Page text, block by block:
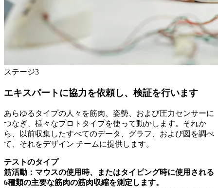
ステージ3
エキスパートに協力を依頼し、検証を行います
あらゆるタイプの人々を筋肉、姿勢、および圧力センサーに
つなぎ、様々なプロトタイプを使って動かします。それか
ら、以前収集したすべてのデータ、グラフ、および図を調べ
て、それをデザイン チームに提供します。
テストのタイプ
筋活動： マウスの使用時、またはタイピング時に使用される
6種類の主要な筋肉の筋肉収縮を測定します。